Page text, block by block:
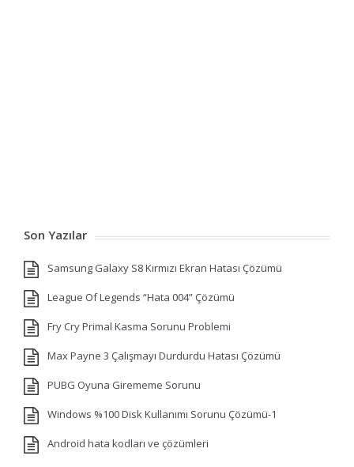
Son Yazılar
Samsung Galaxy S8 Kırmızı Ekran Hatası Çözümü
League Of Legends “Hata 004” Çözümü
Fry Cry Primal Kasma Sorunu Problemi
Max Payne 3 Çalışmayı Durdurdu Hatası Çözümü
PUBG Oyuna Girememe Sorunu
Windows %100 Disk Kullanımı Sorunu Çözümü-1
Android hata kodları ve çözümleri